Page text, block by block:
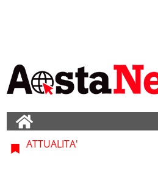
ATTUALITA'